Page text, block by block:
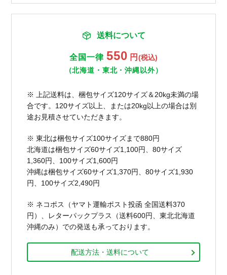
送料について
全国一律 550 円 (税込)
（北海道・東北・沖縄以外）
※ 上記送料は、梱包サイズ120サイズ＆20kg未満の場
合です。120サイズ以上、または20kg以上の場合は別
途お見積させていただきます。
※ 東北は梱包サイズ100サイズまで880円
北海道は梱包サイズ60サイズ1,100円、80サイズ
1,360円、100サイズ1,600円
沖縄は梱包サイズ60サイズ1,370円、80サイズ1,930
円、100サイズ2,490円
※ ネコポス（ヤマト運輸ポスト投函 全国送料370
円）、レターパックプラス（送料600円、東北北海道
沖縄のみ）での発送も承っております。
配送方法・送料について